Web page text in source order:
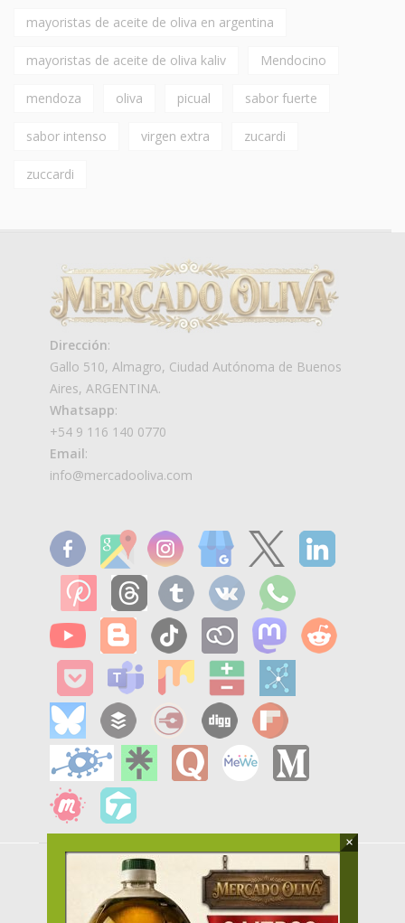
mayoristas de aceite de oliva en argentina
mayoristas de aceite de oliva kaliv Mendocino
mendoza oliva picual sabor fuerte
sabor intenso virgen extra zucardi
zuccardi
Dirección:
Gallo 510, Almagro, Ciudad Autónoma de Buenos
Aires, ARGENTINA.
Whatsapp:
+54 9 116 140 0770
Email:
info@mercadooliva.com
HOME
×